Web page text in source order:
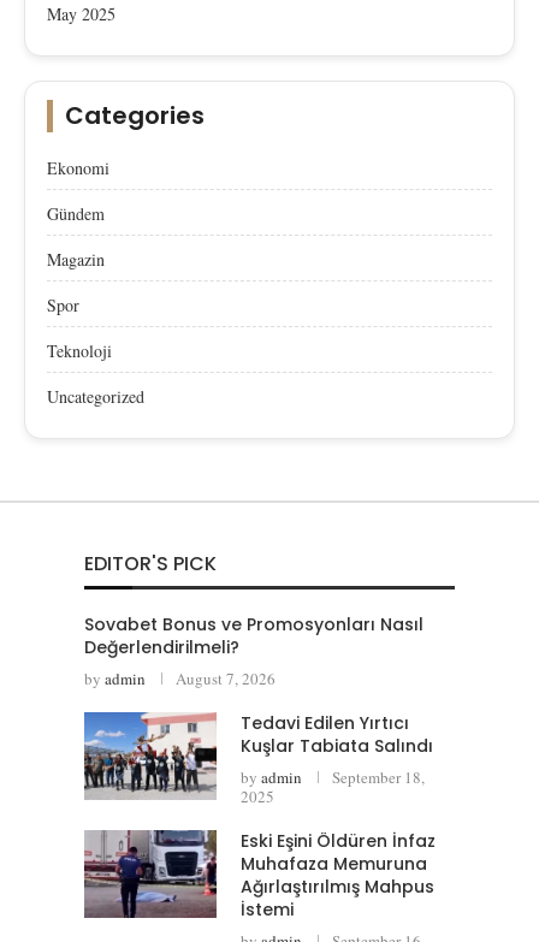
May 2025
Categories
Ekonomi
Gündem
Magazin
Spor
Teknoloji
Uncategorized
EDITOR'S PICK
Sovabet Bonus ve Promosyonları Nasıl
Değerlendirilmeli?
by admin August 7, 2026
Tedavi Edilen Yırtıcı
Kuşlar Tabiata Salındı
by admin
September 18,
2025
Eski Eşini Öldüren İnfaz
Muhafaza Memuruna
Ağırlaştırılmış Mahpus
İstemi